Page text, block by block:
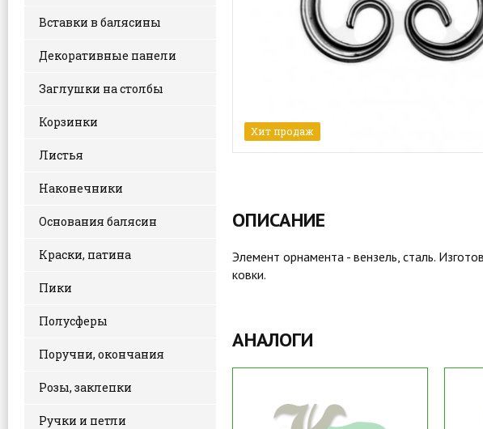
Вставки в балясины
Декоративные панели
Заглушки на столбы
Корзинки
Листья
Наконечники
Основания балясин
Краски, патина
Пики
Полусферы
Поручни, окончания
Розы, заклепки
Ручки и петли
Хит продаж
ОПИСАНИЕ
Элемент орнамента - вензель, сталь.
ковки.
АНАЛОГИ